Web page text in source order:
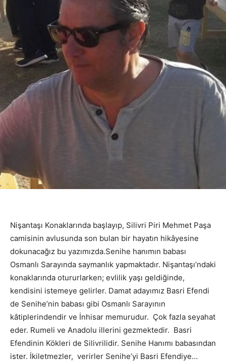
Nişantaşı Konaklarında başlayıp, Silivri Piri Mehmet Paşa
camisinin avlusunda son bulan bir hayatın hikâyesine
dokunacağız bu yazımızda.Senihe hanımın babası
Osmanlı Sarayında saymanlık yapmaktadır. Nişantaşı’ndaki
konaklarında otururlarken; evlilik yaşı geldiğinde,
kendisini istemeye gelirler. Damat adayımız Basri Efendi
de Senihe’nin babası gibi Osmanlı Sarayının
kâtiplerindendir ve İnhisar memurudur. Çok fazla seyahat
eder. Rumeli ve Anadolu illerini gezmektedir. Basri
Efendinin Kökleri de Silivrilidir. Senihe Hanımı babasından
ister. İkiletmezler, verirler Senihe’yi Basri Efendiye…